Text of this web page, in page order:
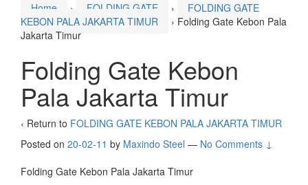
Home › FOLDING GATE ›
FOLDING GATE
KEBON PALA JAKARTA TIMUR
› Folding Gate Kebon Pala
Jakarta Timur
Folding Gate Kebon
Pala Jakarta Timur
‹ Return to FOLDING GATE KEBON PALA JAKARTA TIMUR
Posted on 20-02-11 by Maxindo Steel — No Comments ↓
Folding Gate Kebon Pala Jakarta Timur